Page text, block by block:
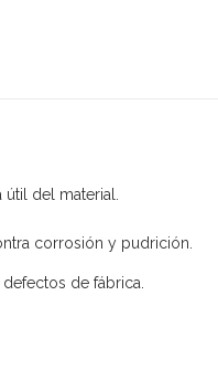
del material.
corrosión y pudrición.
de fábrica.